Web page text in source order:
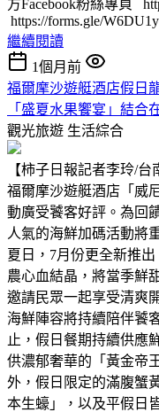
方Facebook粉絲專頁
https://forms.gle/
繼續閱讀
1個月前
福爾摩沙遊艇酒店假日
「盛夏水果饗宴」結合
觀光旅遊 生活綜合
【柿子日報記者李玲/
福爾摩沙遊艇酒店「威
動廣受饕客好評。為回
人氣的海鮮加碼活動將
夏日，7月份更全新推
農心血結晶，將當季鮮
邀請民眾一起享受清爽
海鮮陣容將持續陪伴饕
止，假日餐期持續供應
供濃郁奢華的「黃金帝
外，假日限定的滿腹蟹
本生蠔」，以及平假日